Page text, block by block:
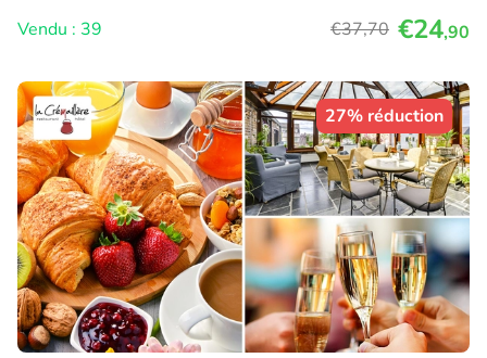
Vendu : 39
€37,70 €24,90
27% réduction